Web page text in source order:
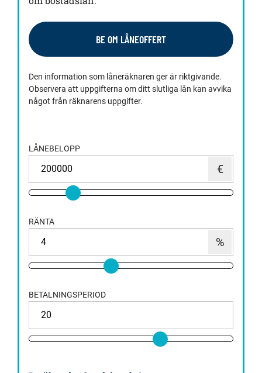
BE OM LÅNEOFFERT
Den information som låneräknaren ger är riktgivande.
Observera att uppgifterna om ditt slutliga lån kan avvika
något från räknarens uppgifter.
LÅNEBELOPP
RÄNTA
BETALNINGSPERIOD